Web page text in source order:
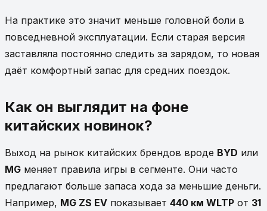
На практике это значит меньше головной боли в
повседневной эксплуатации. Если старая версия
заставляла постоянно следить за зарядом, то новая
даёт комфортный запас для средних поездок.
Как он выглядит на фоне
китайских новинок?
Выход на рынок китайских брендов вроде BYD или
MG меняет правила игры в сегменте. Они часто
предлагают больше запаса хода за меньшие деньги.
Например, MG ZS EV показывает 440 км WLTP от 31